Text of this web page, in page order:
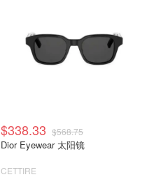
$338.33 $568.75
Dior Eyewear 太阳镜
CETTIRE